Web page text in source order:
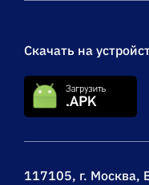
117105, г. Москва,
Скачать на